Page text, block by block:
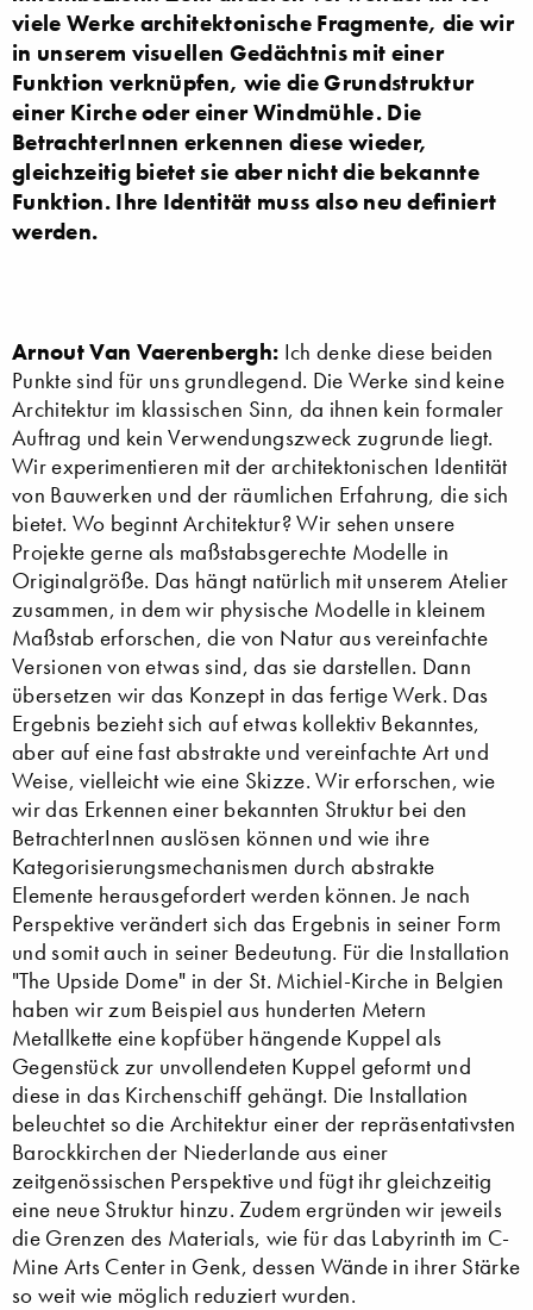
viele Werke architektonische Fragmente, die wir
in unserem visuellen Gedächtnis mit einer
Funktion verknüpfen, wie die Grundstruktur
einer Kirche oder einer Windmühle. Die
BetrachterInnen erkennen diese wieder,
gleichzeitig bietet sie aber nicht die bekannte
Funktion. Ihre Identität muss also neu definiert
werden.
Arnout Van Vaerenbergh: Ich denke diese beiden
Punkte sind für uns grundlegend. Die Werke sind keine
Architektur im klassischen Sinn, da ihnen kein formaler
Auftrag und kein Verwendungszweck zugrunde liegt.
Wir experimentieren mit der architektonischen Identität
von Bauwerken und der räumlichen Erfahrung, die sich
bietet. Wo beginnt Architektur? Wir sehen unsere
Projekte gerne als maßstabsgerechte Modelle in
Originalgröße. Das hängt natürlich mit unserem Atelier
zusammen, in dem wir physische Modelle in kleinem
Maßstab erforschen, die von Natur aus vereinfachte
Versionen von etwas sind, das sie darstellen. Dann
übersetzen wir das Konzept in das fertige Werk. Das
Ergebnis bezieht sich auf etwas kollektiv Bekanntes,
aber auf eine fast abstrakte und vereinfachte Art und
Weise, vielleicht wie eine Skizze. Wir erforschen, wie
wir das Erkennen einer bekannten Struktur bei den
BetrachterInnen auslösen können und wie ihre
Kategorisierungsmechanismen durch abstrakte
Elemente herausgefordert werden können. Je nach
Perspektive verändert sich das Ergebnis in seiner Form
und somit auch in seiner Bedeutung. Für die Installation
"The Upside Dome" in der St. Michiel-Kirche in Belgien
haben wir zum Beispiel aus hunderten Metern
Metallkette eine kopfüber hängende Kuppel als
Gegenstück zur unvollendeten Kuppel geformt und
diese in das Kirchenschiff gehängt. Die Installation
beleuchtet so die Architektur einer der repräsentativsten
Barockkirchen der Niederlande aus einer
zeitgenössischen Perspektive und fügt ihr gleichzeitig
eine neue Struktur hinzu. Zudem ergründen wir jeweils
die Grenzen des Materials, wie für das Labyrinth im C-
Mine Arts Center in Genk, dessen Wände in ihrer Stärke
so weit wie möglich reduziert wurden.